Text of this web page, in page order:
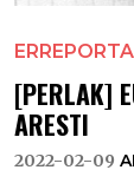
[PERLAK]
ARESTI
2022-02-09